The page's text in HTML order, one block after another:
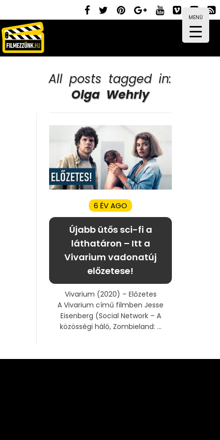
MENÜ
All posts tagged in:
Olga Wehrly
6 ÉV AGO
Újabb ütős sci-fi a
láthatáron – Itt a
Vivarium vadonatúj
előzetese!
Vivarium (2020) – Előzetes
A Vivarium című filmben Jesse
Eisenberg (Social Network – A
közösségi háló, Zombieland: ...